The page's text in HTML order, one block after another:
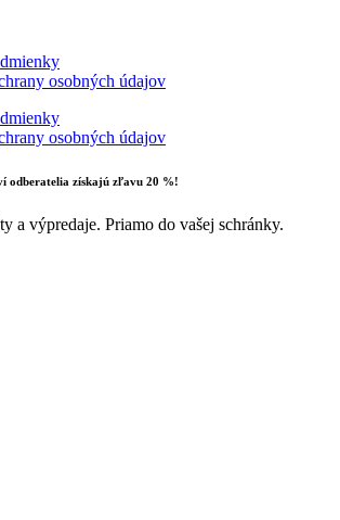
osobných údajov
osobných údajov
odberatelia získajú zľavu 20 %!
a výpredaje. Priamo do vašej schránky.